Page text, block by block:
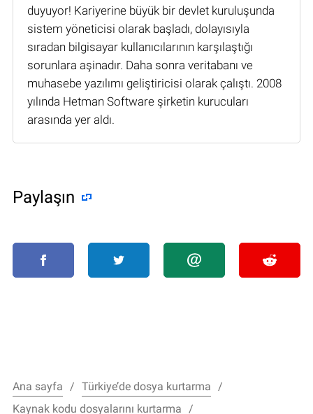
duyuyor! Kariyerine büyük bir devlet kuruluşunda
sistem yöneticisi olarak başladı, dolayısıyla
sıradan bilgisayar kullanıcılarının karşılaştığı
sorunlara aşinadır. Daha sonra veritabanı ve
muhasebe yazılımı geliştiricisi olarak çalıştı. 2008
yılında Hetman Software şirketin kurucuları
arasında yer aldı.
Paylaşın
Ana sayfa
Türkiye’de dosya kurtarma
Kaynak kodu dosyalarını kurtarma